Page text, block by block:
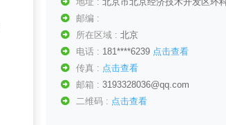
邮编 :
所在区域 : 北京
电话 : 181****6239 点击查看
传真 : 点击查看
邮箱 : 3193328036@qq.com
二维码 : 点击查看